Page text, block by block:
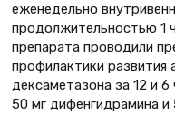
еженедельно
продолжительностью 1
препарата проводили
профилактики развития
дексаметазона за 12 и 6
50 мг дифенгидрамина и